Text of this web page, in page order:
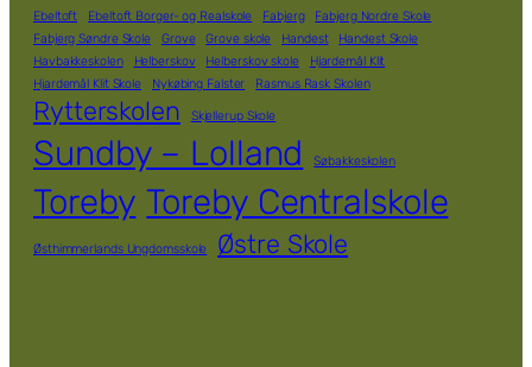
Ebeltoft Ebeltoft Borger- og Realskole Fabjerg
Fabjerg Nordre Skole
Fabjerg Søndre Skole
Grove Grove skole Handest
Handest Skole
Havbakkeskolen
Helberskov Helberskov skole
Hjardemål Klit
Hjardemål Klit Skole
Nykøbing Falster Rasmus Rask Skolen
Rytterskolen Skjellerup Skole
Sundby – Lolland Søbakkeskolen
Toreby Toreby Centralskole
Østhimmerlands Ungdomsskole Østre Skole